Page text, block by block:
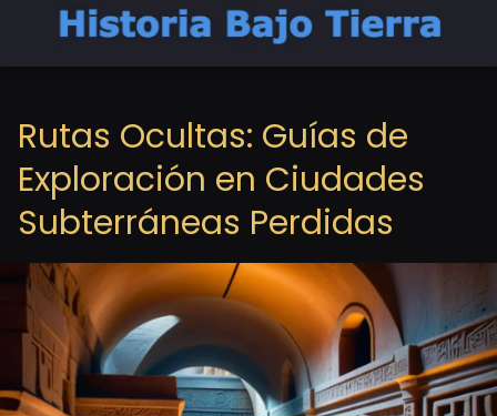
Rutas Ocultas: Guías de
Exploración en Ciudades
Subterráneas Perdidas